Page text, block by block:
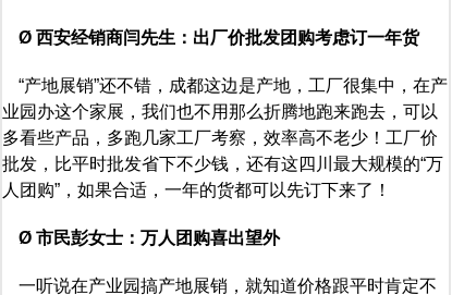
Ø 西安经销商闫先生：出厂价批发团购考虑订一年货
“产地展销”还不错，成都这边是产地，工厂很集中，在产
业园办这个家展，我们也不用那么折腾地跑来跑去，可以
多看些产品，多跑几家工厂考察，效率高不老少！工厂价
批发，比平时批发省下不少钱，还有这四川最大规模的“万
人团购”，如果合适，一年的货都可以先订下来了！
Ø 市民彭女士：万人团购喜出望外
一听说在产业园搞产地展销，就知道价格跟平时肯定不